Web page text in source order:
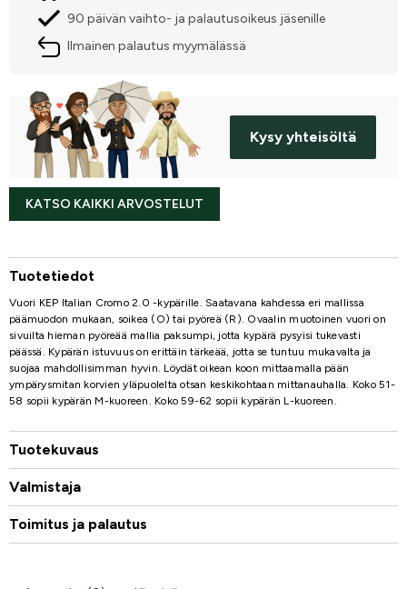
90 päivän vaihto- ja palautusoikeus jäsenille
Ilmainen palautus myymälässä
Kysy yhteisöltä
KATSO KAIKKI ARVOSTELUT
Tuotetiedot
Vuori KEP Italian Cromo 2.0 -kypärille. Saatavana kahdessa eri mallissa
päämuodon mukaan, soikea (O) tai pyöreä (R). Ovaalin muotoinen vuori on
sivuilta hieman pyöreää mallia paksumpi, jotta kypärä pysyisi tukevasti
päässä. Kypärän istuvuus on erittäin tärkeää, jotta se tuntuu mukavalta ja
suojaa mahdollisimman hyvin. Löydät oikean koon mittaamalla pään
ympärysmitan korvien yläpuolelta otsan keskikohtaan mittanauhalla. Koko 51-
58 sopii kypärän M-kuoreen. Koko 59-62 sopii kypärän L-kuoreen.
Tuotekuvaus
Valmistaja
Toimitus ja palautus